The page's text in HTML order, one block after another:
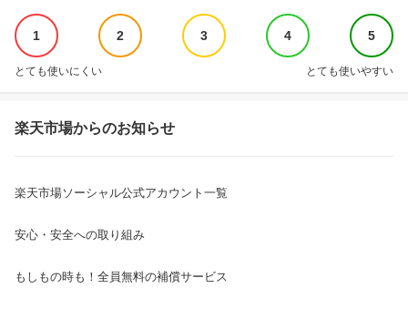
1 2 3 4 5
とても使いにくい とても使いやすい
楽天市場からのお知らせ
楽天市場ソーシャル公式アカウント一覧
安心・安全への取り組み
もしもの時も！全員無料の補償サービス